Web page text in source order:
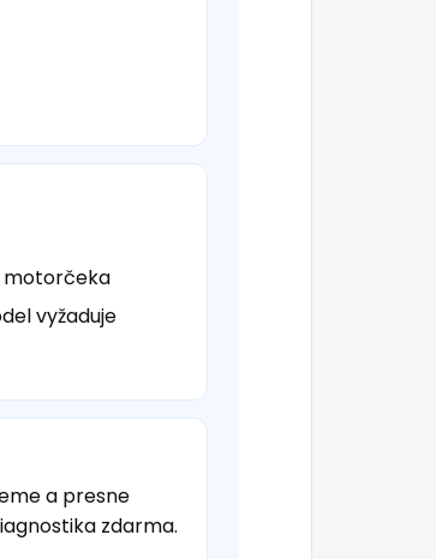
motorčeka
vyžaduje
a presne
zdarma.